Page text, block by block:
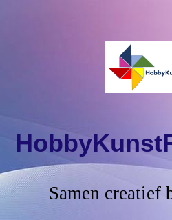
Samen creatief